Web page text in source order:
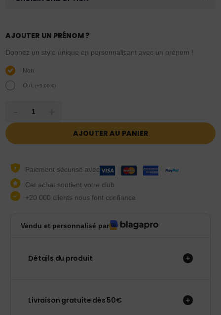
AJOUTER UN PRÉNOM ?
Donnez un style unique en personnalisant avec un prénom !
Non
Oui. (+5,00€)
AJOUTER AU PANIER
Paiement sécurisé avec
Cet achat soutient votre club
+20 000 clients nous font confiance
Vendu et personnalisé par
Détails du produit
Livraison gratuite dès 50€